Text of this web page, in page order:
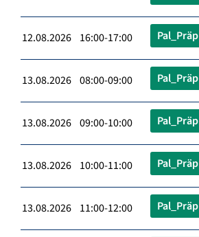
12.08.2026 16:00-17:00 Pal_Präp
13.08.2026 08:00-09:00 Pal_Präp
13.08.2026 09:00-10:00 Pal_Präp
13.08.2026 10:00-11:00 Pal_Präp
13.08.2026 11:00-12:00 Pal_Präp